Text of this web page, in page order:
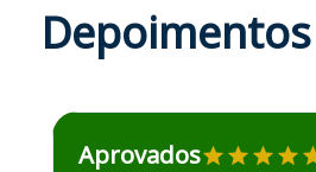
Depoimentos
Estudante José recomenda o
Aprovados